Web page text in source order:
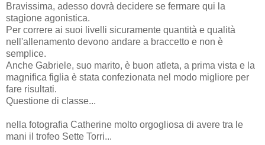
Bravissima, adesso dovrà decidere se fermare qui la
stagione agonistica.
Per correre ai suoi livelli sicuramente quantità e qualità
nell'allenamento devono andare a braccetto e non è
semplice.
Anche Gabriele, suo marito, è buon atleta, a prima vista e la
magnifica figlia è stata confezionata nel modo migliore per
fare risultati.
Questione di classe...
nella fotografia Catherine molto orgogliosa di avere tra le
mani il trofeo Sette Torri...